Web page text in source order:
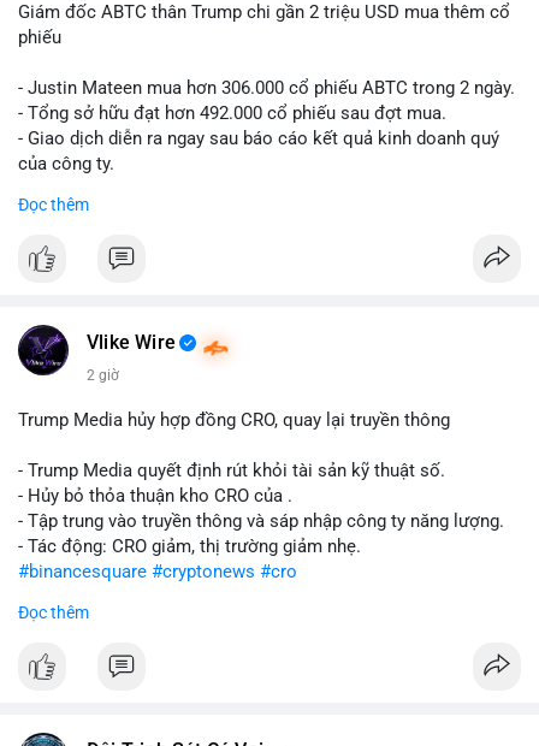
Giám đốc ABTC thân Trump chi gần 2 triệu USD mua thêm cổ
phiếu
- Justin Mateen mua hơn 306.000 cổ phiếu ABTC trong 2 ngày.
- Tổng sở hữu đạt hơn 492.000 cổ phiếu sau đợt mua.
- Giao dịch diễn ra ngay sau báo cáo kết quả kinh doanh quý
của công ty.
#abtc #cryptonews
$btc $eth
📰 Nguồn: CoinDesk
Đọc thêm
Vlike Wire
2 giờ
Trump Media hủy hợp đồng CRO, quay lại truyền thông
- Trump Media quyết định rút khỏi tài sản kỹ thuật số.
- Hủy bỏ thỏa thuận kho CRO của .
- Tập trung vào truyền thông và sáp nhập công ty năng lượng.
- Tác động: CRO giảm, thị trường giảm nhẹ.
#binancesquare #cryptonews #cro
$cro
#vlikevn #titanbot
Đọc thêm